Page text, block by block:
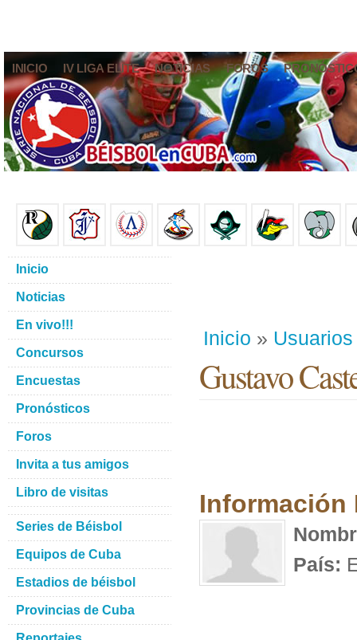
INICIO IV LIGA ELITE NOTICIAS FOROS
Inicio » Usuarios
Gustavo
Información
País:
Inicio
Noticias
En vivo!!!
Concursos
Encuestas
Pronósticos
Foros
Invita a tus amigos
Libro de visitas
Series de Béisbol
Equipos de Cuba
Estadios de béisbol
Provincias de Cuba